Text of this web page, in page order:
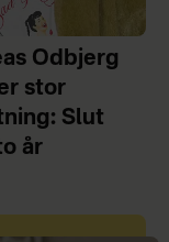
Odbjerg
stor
Slut
år